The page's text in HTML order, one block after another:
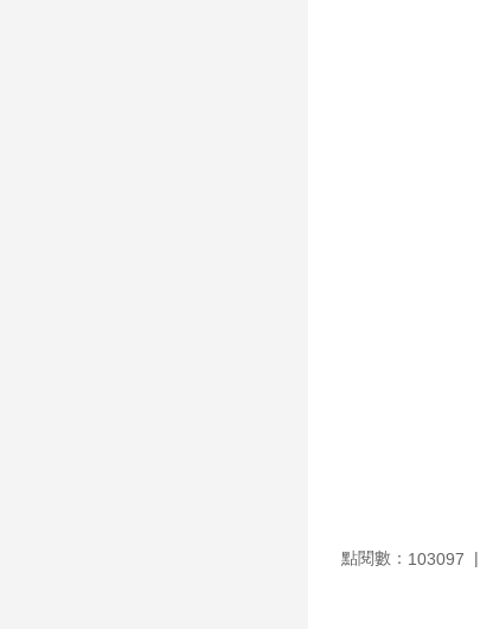
點閱數： 103097